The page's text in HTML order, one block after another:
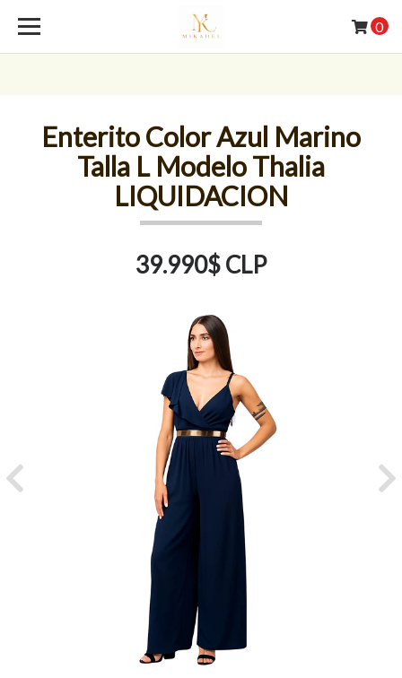
0
Enterito Color Azul Marino
Talla L Modelo Thalia
LIQUIDACION
39.990$ CLP
Previous